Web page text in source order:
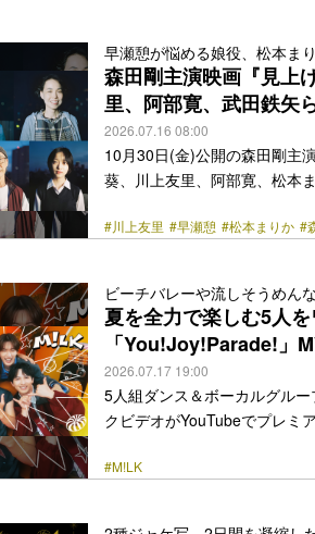
カボこと小谷花木（こたにか
活していたカボは、バイト先
href="https://bezzy.jp/2026/07/
早瀬憩が悩める娘役、松本ま
森田剛主演映画『見上
里、阿部寛、武田鉄矢
2026.07.16 08:00
10月30日(金)公開の森田剛主
葵、川上友里、阿部寛、松本
を控えた娘とも気まずい、後
す。 ダブル監督としてメガホ
「分福」の新鋭、森本晶一と
class="more-link"
#川上友里 #早瀬憩 #松本まりか #
ビーチバレーや流しそうめん
夏を全力で楽しむ5人
「You!Joy!Parade!」
2026.07.17 19:00
5人組ダンス＆ボーカルグル
クビデオがYouTubeでプレミ
本楽曲は、“かけがえのない仲
#M!LK